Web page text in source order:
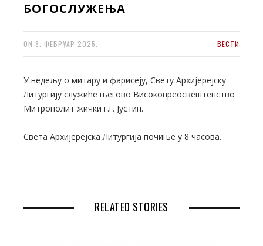
БОГОСЛУЖЕЊА
ON 8. ФЕБРУАР 2025. ВЕСТИ
У недељу о митару и фарисеју, Свету Архијерејску
Литургију служиће његово Високопреосвештенство
Митрополит жички г.г. Јустин.
Света Архијерејска Литургија почиње у 8 часова.
RELATED STORIES